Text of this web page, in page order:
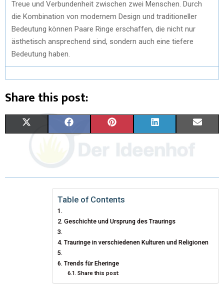
Treue und Verbundenheit zwischen zwei Menschen. Durch
die Kombination von modernem Design und traditioneller
Bedeutung können Paare Ringe erschaffen, die nicht nur
ästhetisch ansprechend sind, sondern auch eine tiefere
Bedeutung haben.
Share this post:
T
W E T K I
Table of Contents
Geschichte und Ursprung des Traurings
Trauringe in verschiedenen Kulturen und Religionen
Trends für Eheringe
Share this post: